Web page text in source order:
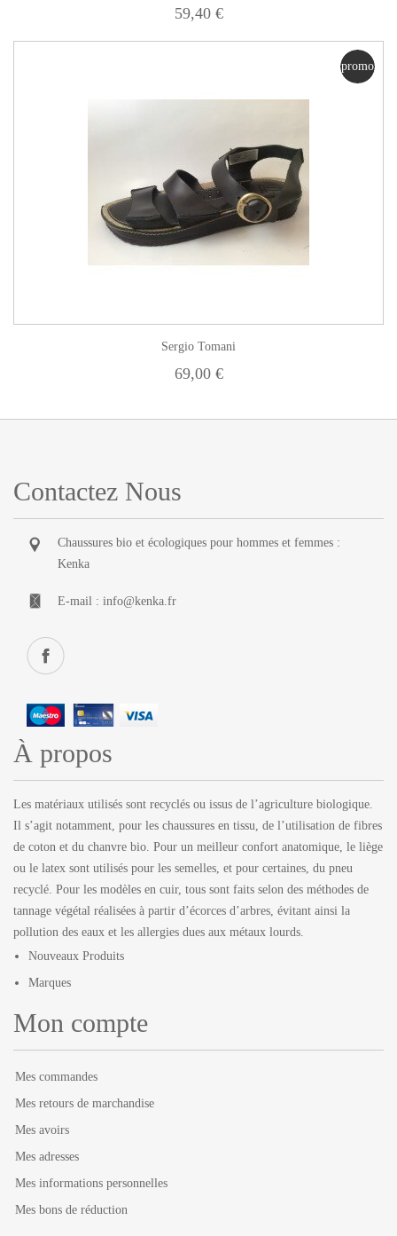
59,40 €
promo
Sergio Tomani
69,00 €
Contactez Nous
Chaussures bio et écologiques pour hommes et femmes :
Kenka
E-mail : info@kenka.fr
À propos
Les matériaux utilisés sont recyclés ou issus de l’agriculture biologique.
Il s’agit notamment, pour les chaussures en tissu, de l’utilisation de fibres
de coton et du chanvre bio. Pour un meilleur confort anatomique, le liège
ou le latex sont utilisés pour les semelles, et pour certaines, du pneu
recyclé. Pour les modèles en cuir, tous sont faits selon des méthodes de
tannage végétal réalisées à partir d’écorces d’arbres, évitant ainsi la
pollution des eaux et les allergies dues aux métaux lourds.
Nouveaux Produits
Marques
Mon compte
Mes commandes
Mes retours de marchandise
Mes avoirs
Mes adresses
Mes informations personnelles
Mes bons de réduction